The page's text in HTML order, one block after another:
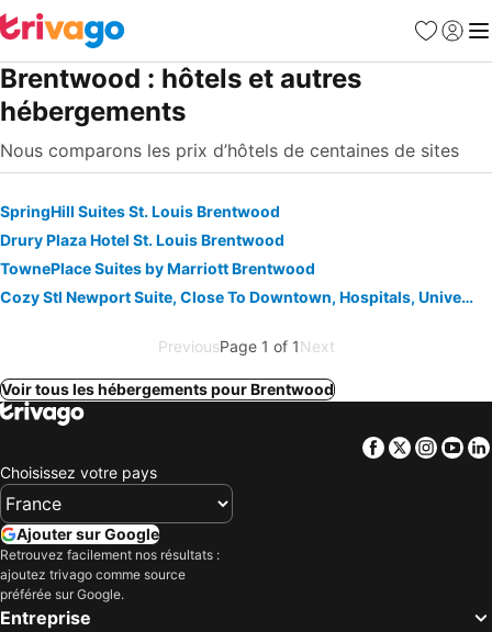
Favoris
Se
Brentwood : hôtels et autres
hébergements
Nous comparons les prix d’hôtels de centaines de sites
SpringHill Suites St. Louis Brentwood
Drury Plaza Hotel St. Louis Brentwood
TownePlace Suites by Marriott Brentwood
Cozy Stl Newport Suite, Close To Downtown, Hospitals, Universities, And Schools
PreviousPage 1 of 1Next
Voir tous les hébergements pour Brentwood
Facebook
Twitter
Choisissez votre pays
Ajouter sur Google
Retrouvez facilement nos résultats :
ajoutez trivago comme source
préférée sur Google.
Entreprise